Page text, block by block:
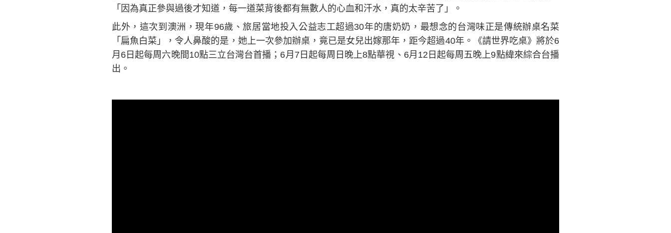
「因為真正參與過後才知道，每一道菜背後都有無數人的心血和汗水，真的太辛苦了」。
此外，這次到澳洲，現年96歲、旅居當地投入公益志工超過30年的唐奶奶，最想念的台灣味正是傳統辦桌名菜
「扁魚白菜」，令人鼻酸的是，她上一次參加辦桌，竟已是女兒出嫁那年，距今超過40年。《請世界吃桌》將於6
月6日起每周六晚間10點三立台灣台首播；6月7日起每周日晚上8點華視、6月12日起每周五晚上9點緯來綜合台播
出。